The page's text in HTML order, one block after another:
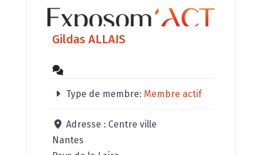
Gildas ALLAIS
Type de membre: Membre actif
Adresse : Centre ville
Nantes